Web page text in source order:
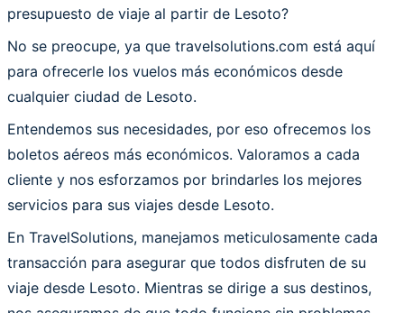
presupuesto de viaje al partir de Lesoto?
No se preocupe, ya que travelsolutions.com está aquí
para ofrecerle los vuelos más económicos desde
cualquier ciudad de Lesoto.
Entendemos sus necesidades, por eso ofrecemos los
boletos aéreos más económicos. Valoramos a cada
cliente y nos esforzamos por brindarles los mejores
servicios para sus viajes desde Lesoto.
En TravelSolutions, manejamos meticulosamente cada
transacción para asegurar que todos disfruten de su
viaje desde Lesoto. Mientras se dirige a sus destinos,